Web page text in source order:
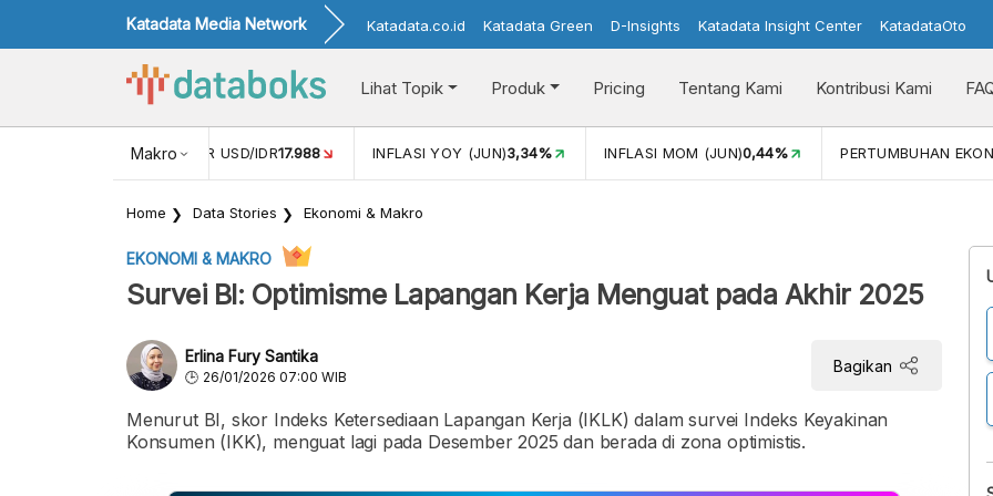
Katadata Media Network Katadata.co.id Katadata Green D-Insights Katadata Insight Center KatadataOto
Lihat Topik Produk Pricing Tentang Kami Kontribusi Kami
Makro
NILAI TUKAR USD/IDR17.988 INFLASI YOY (JUN)3,34% INFLASI MOM (JUN)0,44% PERTUMBUHAN
Home Data Stories Ekonomi & Makro
EKONOMI & MAKRO
Survei BI: Optimisme Lapangan Kerja Menguat pada Akhir 2025
Erlina Fury Santika
26/01/2026 07:00 WIB
Bagikan
Menurut BI, skor Indeks Ketersediaan Lapangan Kerja (IKLK) dalam survei Indeks Keyakinan
Konsumen (IKK), menguat lagi pada Desember 2025 dan berada di zona optimistis.